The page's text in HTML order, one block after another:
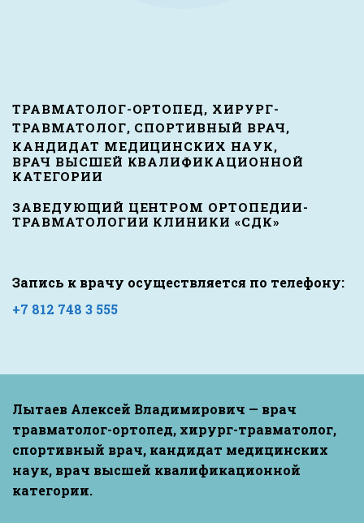
ТРАВМАТОЛОГ-ОРТОПЕД, ХИРУРГ-
ТРАВМАТОЛОГ, СПОРТИВНЫЙ ВРАЧ,
КАНДИДАТ МЕДИЦИНСКИХ НАУК,
ВРАЧ ВЫСШЕЙ КВАЛИФИКАЦИОННОЙ
КАТЕГОРИИ
ЗАВЕДУЮЩИЙ ЦЕНТРОМ ОРТОПЕДИИ-
ТРАВМАТОЛОГИИ КЛИНИКИ «СДК»
Запись к врачу осуществляется по телефону:
+7 812 748 3 555
Лытаев Алексей Владимирович — врач
травматолог-ортопед, хирург-травматолог,
спортивный врач, кандидат медицинских
наук, врач высшей квалификационной
категории.